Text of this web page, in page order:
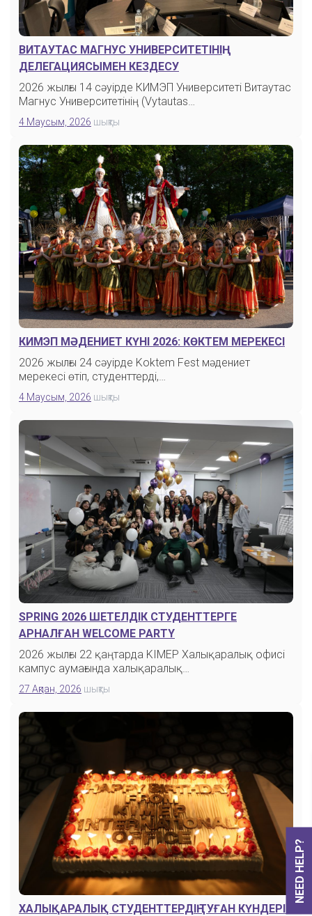
NEED HELP?
ВИТАУТАС МАГНУС УНИВЕРСИТЕТІНІҢ
ДЕЛЕГАЦИЯСЫМЕН КЕЗДЕСУ
2026 жылғы 14 сәуірде КИМЭП Университеті Витаутас
Магнус Университетінің (Vytautas…
4 Маусым, 2026 шықты
КИМЭП МӘДЕНИЕТ КҮНІ 2026: КӨКТЕМ МЕРЕКЕСІ
2026 жылғы 24 сәуірде Koktem Fest мәдениет
мерекесі өтіп, студенттерді,…
4 Маусым, 2026 шықты
SPRING 2026 ШЕТЕЛДІК СТУДЕНТТЕРГЕ
АРНАЛҒАН WELCOME PARTY
2026 жылғы 22 қаңтарда KIMEP Халықаралық офисі
кампус аумағында халықаралық…
27 Ақпан, 2026 шықты
ХАЛЫҚАРАЛЫҚ СТУДЕНТТЕРДІҢ ТУҒАН КҮНДЕРІН